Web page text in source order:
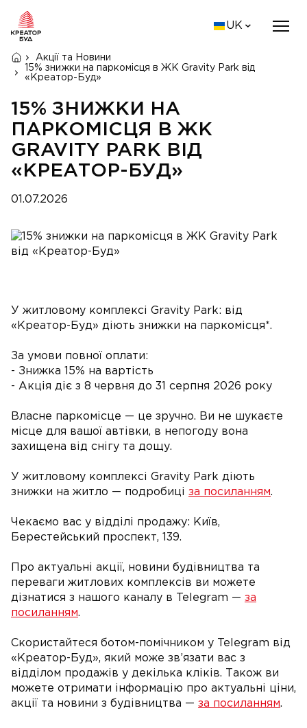
UK
Акції та Новини
15% знижки на паркомісця в ЖК Gravity Park від
«Креатор-Буд»
15% ЗНИЖКИ НА
ПАРКОМІСЦЯ В ЖК
GRAVITY PARK ВІД
«КРЕАТОР-БУД»
01.07.2026
У житловому комплексі Gravity Park: від
«Креатор-Буд» діють знижки на паркомісця*.
За умови повної оплати:
- Знижка 15% на вартість
- Акція діє з 8 червня до 31 серпня 2026 року
Власне паркомісце — це зручно. Ви не шукаєте
місце для вашої автівки, в непогоду вона
захищена від снігу та дощу.
У житловому комплексі Gravity Park діють
знижки на житло — подробиці за посиланням.
Чекаємо вас у відділі продажу: Київ,
Берестейський проспект, 139.
Про актуальні акції, новини будівництва та
переваги житлових комплексів ви можете
дізнатися з нашого каналу в Telegram — за
посиланням.
Скористайтеся ботом-помічником у Telegram від
«Креатор-Буд», який може зв’язати вас з
відділом продажів у декілька кліків. Також ви
можете отримати інформацію про актуальні ціни,
акції та новини з будівництва — за посиланням.